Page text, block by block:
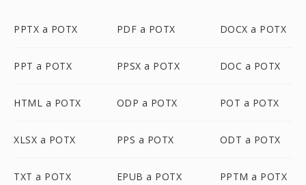
PPTX a POTX PDF a POTX DOCX a POTX
PPT a POTX PPSX a POTX DOC a POTX
HTML a POTX ODP a POTX POT a POTX
XLSX a POTX PPS a POTX ODT a POTX
TXT a POTX EPUB a POTX PPTM a POTX